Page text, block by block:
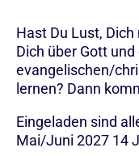
Hast Du Lust,
Dich über Gott
evangelischen/
lernen? Dann
Eingeladen sind
Mai/Juni 2027 14